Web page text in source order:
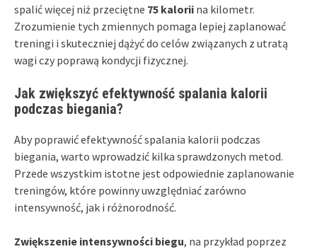
spalić więcej niż przeciętne 75 kalorii na kilometr.
Zrozumienie tych zmiennych pomaga lepiej zaplanować
treningi i skuteczniej dążyć do celów związanych z utratą
wagi czy poprawą kondycji fizycznej.
Jak zwiększyć efektywność spalania kalorii
podczas biegania?
Aby poprawić efektywność spalania kalorii podczas
biegania, warto wprowadzić kilka sprawdzonych metod.
Przede wszystkim istotne jest odpowiednie zaplanowanie
treningów, które powinny uwzględniać zarówno
intensywność, jak i różnorodność.
Zwiększenie intensywności biegu, na przykład poprzez